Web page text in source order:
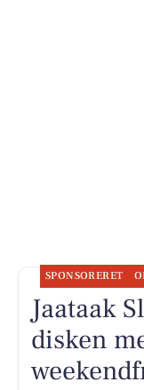
SPONSORERET
Jaataak
disken